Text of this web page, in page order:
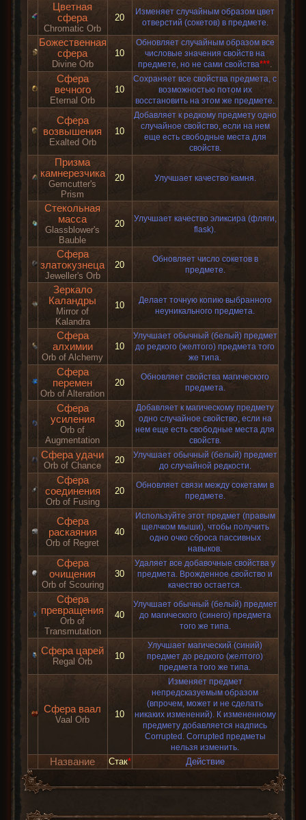
Цветная
сфера
Chromatic Orb
20
Изменяет случайным образом цвет
отверстий (сокетов) в предмете.
Божественная
сфера
Divine Orb
10
Обновляет случайным образом все
числовые значения свойств на
предмете, но не сами свойства***.
Сфера
вечного
Eternal Orb
10
Сохраняет все свойства предмета, с
возможностью потом их
восстановить на этом же предмете.
Сфера
возвышения
Exalted Orb
10
Добавляет к редкому предмету одно
случайное свойство, если на нем
еще есть свободные места для
свойств.
Призма
камнерезчика
Gemcutter's
Prism
20 Улучшает качество камня.
Стекольная
масса
Glassblower's
Bauble
20
Улучшает качество эликсира (фляги,
flask).
Сфера
златокузнеца
Jeweller's Orb
20
Обновляет число сокетов в
предмете.
Зеркало
Каландры
Mirror of
Kalandra
10
Делает точную копию выбранного
неуникального предмета.
Сфера
алхимии
Orb of Alchemy
10
Улучшает обычный (белый) предмет
до редкого (желтого) предмета того
же типа.
Сфера
перемен
Orb of Alteration
20
Обновляет свойства магического
предмета.
Сфера
усиления
Orb of
Augmentation
30
Добавляет к магическому предмету
одно случайное свойство, если на
нем еще есть свободные места для
свойств.
Сфера удачи
Orb of Chance
20
Улучшает обычный (белый) предмет
до случайной редкости.
Сфера
соединения
Orb of Fusing
20
Обновляет связи между сокетами в
предмете.
Сфера
раскаяния
Orb of Regret
40
Используйте этот предмет (правым
щелчком мыши), чтобы получить
одно очко сброса пассивных
навыков.
Сфера
очищения
Orb of Scouring
30
Удаляет все добавочные свойства у
предмета. Врожденное свойство и
качество остается.
Сфера
превращения
Orb of
Transmutation
40
Улучшает обычный (белый) предмет
до магического (синего) предмета
того же типа.
Сфера царей
Regal Orb
10
Улучшает магический (синий)
предмет до редкого (желтого)
предмета того же типа.
Сфера ваал
Vaal Orb
10
Изменяет предмет
непредсказуемым образом
(впрочем, может и не сделать
никаких изменений). К измененному
предмету добавляется надпись
Corrupted. Corrupted предметы
нельзя изменить.
Название Стак* Действие